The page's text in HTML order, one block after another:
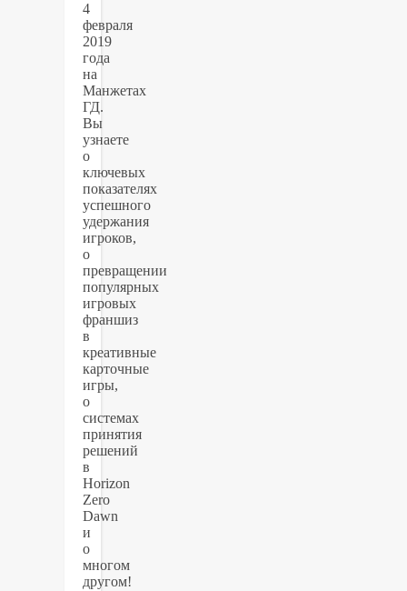
4
февраля
2019
года
на
Манжетах
ГД.
Вы
узнаете
о
ключевых
показателях
успешного
удержания
игроков,
о
превращении
популярных
игровых
франшиз
в
креативные
карточные
игры,
о
системах
принятия
решений
в
Horizon
Zero
Dawn
и
о
многом
другом!